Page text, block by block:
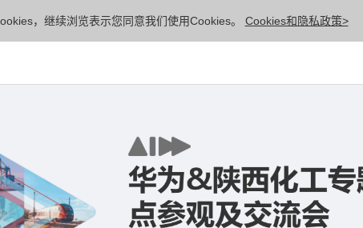
，继续浏览表示您同意我们使用Cookies。 Cookies和隐私政策>